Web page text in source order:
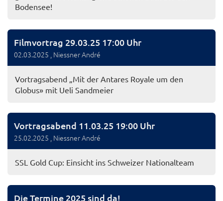
Bodensee!
Filmvortrag 29.03.25 17:00 Uhr
02.03.2025 , Niessner André
Vortragsabend „Mit der Antares Royale um den
Globus» mit Ueli Sandmeier
Vortragsabend 11.03.25 19:00 Uhr
25.02.2025 , Niessner André
SSL Gold Cup: Einsicht ins Schweizer Nationalteam
Die Termine 2025 sind da!